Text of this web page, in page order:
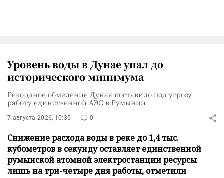
Уровень воды в Дунае упал до
исторического минимума
Рекордное обмеление Дуная поставило под угрозу
работу единственной АЭС в Румынии
7 августа 2026, 10:35 0
Снижение расхода воды в реке до 1,4 тыс.
кубометров в секунду оставляет единственной
румынской атомной электростанции ресурсы
лишь на три-четыре дня работы, отметили